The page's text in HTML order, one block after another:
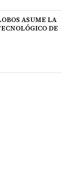
ASUME LA
DE